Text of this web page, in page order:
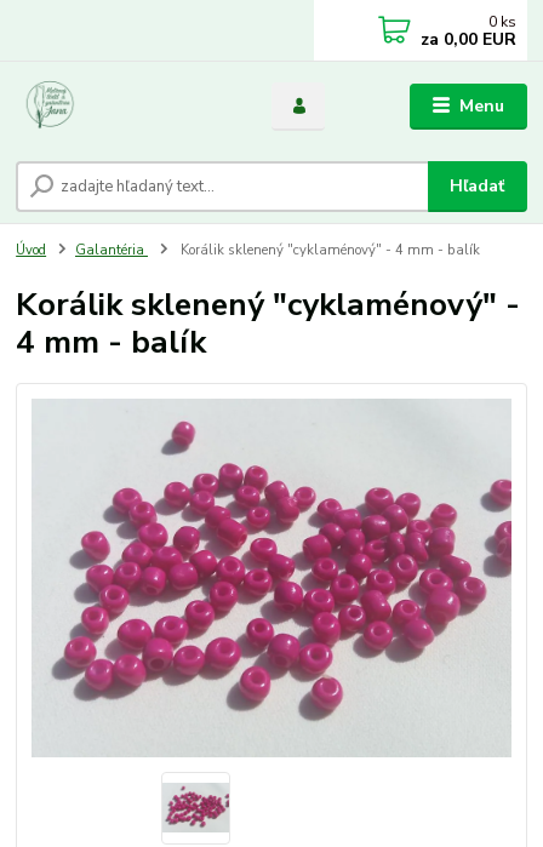
Menu
Hľadať
0 ks
za 0,00 EUR
Úvod Galantéria Korálik sklenený "cyklaménový" - 4 mm - balík
Korálik sklenený "cyklaménový" -
4 mm - balík